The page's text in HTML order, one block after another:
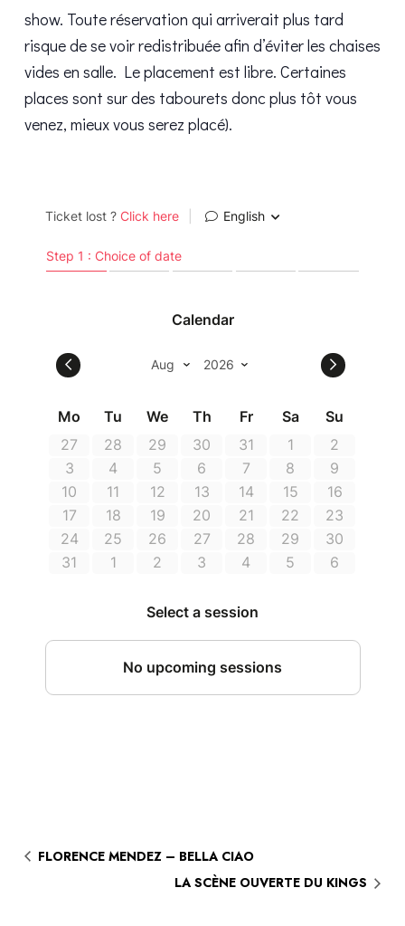
show. Toute réservation qui arriverait plus tard
risque de se voir redistribuée afin d’éviter les chaises
vides en salle. Le placement est libre. Certaines
places sont sur des tabourets donc plus tôt vous
venez, mieux vous serez placé).
FLORENCE MENDEZ – BELLA CIAO
LA SCÈNE OUVERTE DU KINGS